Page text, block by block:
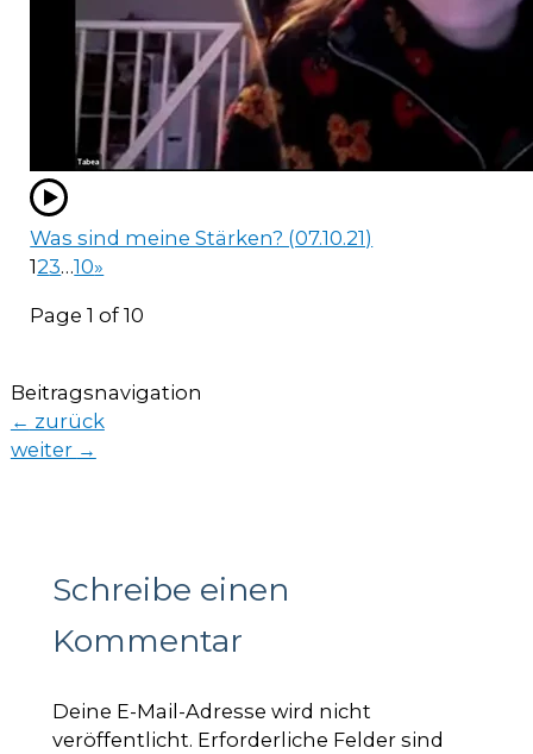
Was sind meine Stärken? (07.10.21)
123…10»
Page 1 of 10
Beitragsnavigation
← zurück
weiter →
Schreibe einen
Kommentar
Deine E-Mail-Adresse wird nicht
veröffentlicht. Erforderliche Felder sind